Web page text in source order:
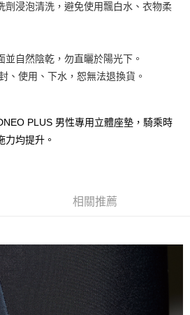
先享後付 」之結帳頁面顯示為準，若有關於
退款等相關疑問，請聯繫「AFTEE先享後付
support/home
司提供之「AFTEE先享後付」服務完成之交
。
瀏覽以下網址：
法定代理人或監護人之同意方可使用
、小琉球、綠島、蘭嶼）
劑浸泡清洗，避免使用飄白水、衣物柔
自然陰乾，勿直曬於陽光下。
、使用、下水，恕無法退換貨。
PLUS 男性專用立體座墊，騎乘時
力均提升。
相關推薦